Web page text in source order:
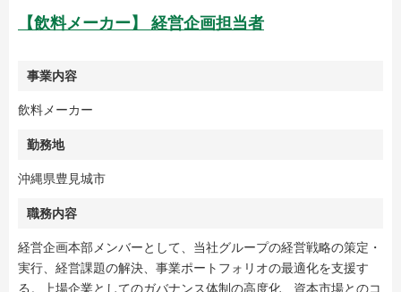
【飲料メーカー】 経営企画担当者
事業内容
飲料メーカー
勤務地
沖縄県豊見城市
職務内容
経営企画本部メンバーとして、当社グループの経営戦略の策定・
実⾏、経営課題の解決、事業ポートフォリオの最適化を支援す
る。上場企業としてのガバナンス体制の⾼度化、資本市場とのコ